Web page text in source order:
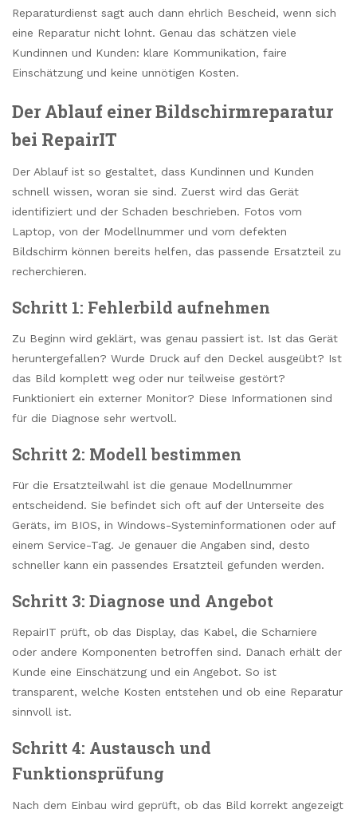
Reparaturdienst sagt auch dann ehrlich Bescheid, wenn sich
eine Reparatur nicht lohnt. Genau das schätzen viele
Kundinnen und Kunden: klare Kommunikation, faire
Einschätzung und keine unnötigen Kosten.
Der Ablauf einer Bildschirmreparatur
bei RepairIT
Der Ablauf ist so gestaltet, dass Kundinnen und Kunden
schnell wissen, woran sie sind. Zuerst wird das Gerät
identifiziert und der Schaden beschrieben. Fotos vom
Laptop, von der Modellnummer und vom defekten
Bildschirm können bereits helfen, das passende Ersatzteil zu
recherchieren.
Schritt 1: Fehlerbild aufnehmen
Zu Beginn wird geklärt, was genau passiert ist. Ist das Gerät
heruntergefallen? Wurde Druck auf den Deckel ausgeübt? Ist
das Bild komplett weg oder nur teilweise gestört?
Funktioniert ein externer Monitor? Diese Informationen sind
für die Diagnose sehr wertvoll.
Schritt 2: Modell bestimmen
Für die Ersatzteilwahl ist die genaue Modellnummer
entscheidend. Sie befindet sich oft auf der Unterseite des
Geräts, im BIOS, in Windows-Systeminformationen oder auf
einem Service-Tag. Je genauer die Angaben sind, desto
schneller kann ein passendes Ersatzteil gefunden werden.
Schritt 3: Diagnose und Angebot
RepairIT prüft, ob das Display, das Kabel, die Scharniere
oder andere Komponenten betroffen sind. Danach erhält der
Kunde eine Einschätzung und ein Angebot. So ist
transparent, welche Kosten entstehen und ob eine Reparatur
sinnvoll ist.
Schritt 4: Austausch und
Funktionsprüfung
Nach dem Einbau wird geprüft, ob das Bild korrekt angezeigt